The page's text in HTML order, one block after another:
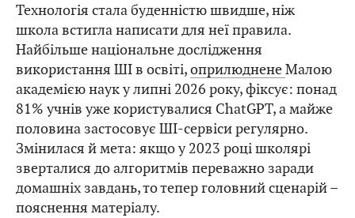
Технологія стала буденністю швидше, ніж
школа встигла написати для неї правила.
Найбільше національне дослідження
використання ШІ в освіті,оприлюдненеМалою
академією наук у липні 2026 року, фіксує: понад
81% учнів уже користувалися ChatGPT, а майже
половина застосовує ШІ-сервіси регулярно.
Змінилася й мета: якщо у 2023 році школярі
зверталися до алгоритмів переважно заради
домашніх завдань, то тепер головний сценарій –
пояснення матеріалу.